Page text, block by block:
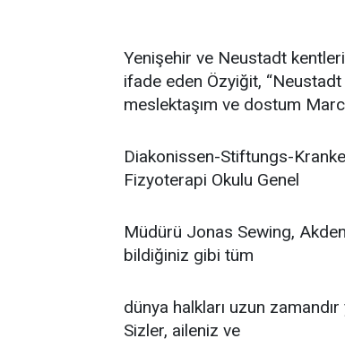
Yenişehir ve Neustadt
ifade eden Özyiğit,
meslektaşım ve dostum
Diakonissen-Stiftungs-
Fizyoterapi Okulu Genel
Müdürü Jonas Sewing,
bildiğiniz gibi tüm
dünya halkları uzun
Sizler, aileniz ve